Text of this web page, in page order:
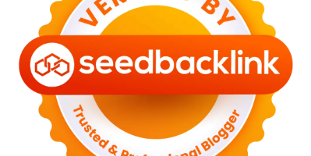
2022
December 2022 (6)
September 2022
►
August 2022(11)
►
July 2022 (7)
►June 2022
April 2022 (4)
March 2022(2)
February 2022
January 2022
(2)